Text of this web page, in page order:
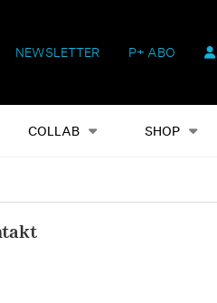
NEWSLETTER P+ ABO
COLLAB SHOP
Shop Heftausgaben Suchen